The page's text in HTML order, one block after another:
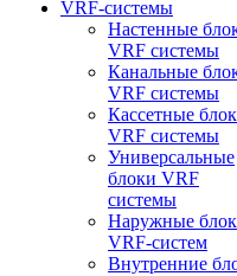
VRF-системы
Настенные
VRF системы
Канальные
VRF системы
Кассетные
VRF системы
Универсальные
блоки VRF
системы
Наружные
VRF-систем
Внутренние